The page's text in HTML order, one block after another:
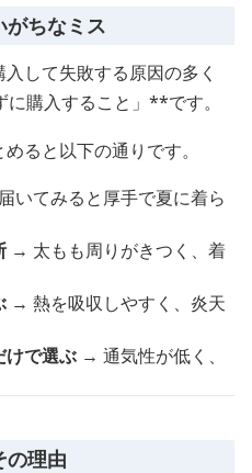
がちなミス
して失敗する原因の多く
購入すること」**です。
ると以下の通りです。
いてみると厚手で夏に着ら
→ 太もも周りがきつく、着
→ 熱を吸収しやすく、炎天
けで選ぶ → 通気性が低く、
の理由